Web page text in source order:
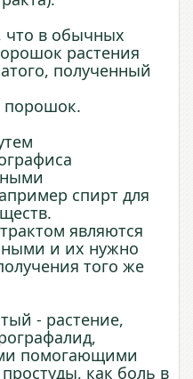
что в обычных
растения
полученный
порошок.
спирт для
являются
и их нужно
того же
- растение,
помогающими
как боль в